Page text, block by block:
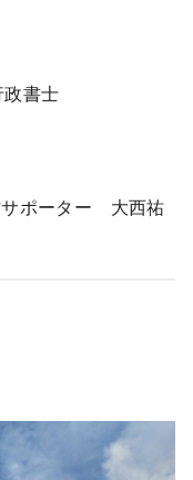
書士
サポーター 大西祐